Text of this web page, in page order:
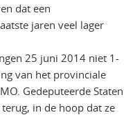
dat een
jaren veel lager
25 juni 2014 niet 1-
van het provinciale
Gedeputeerde Staten
in de hoop dat ze